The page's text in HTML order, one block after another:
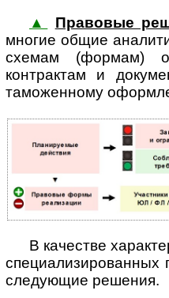
▲
Правовые
многие общие
схемам (формам)
контрактам и
таможенному
В качестве
специализированных
следующие решения.